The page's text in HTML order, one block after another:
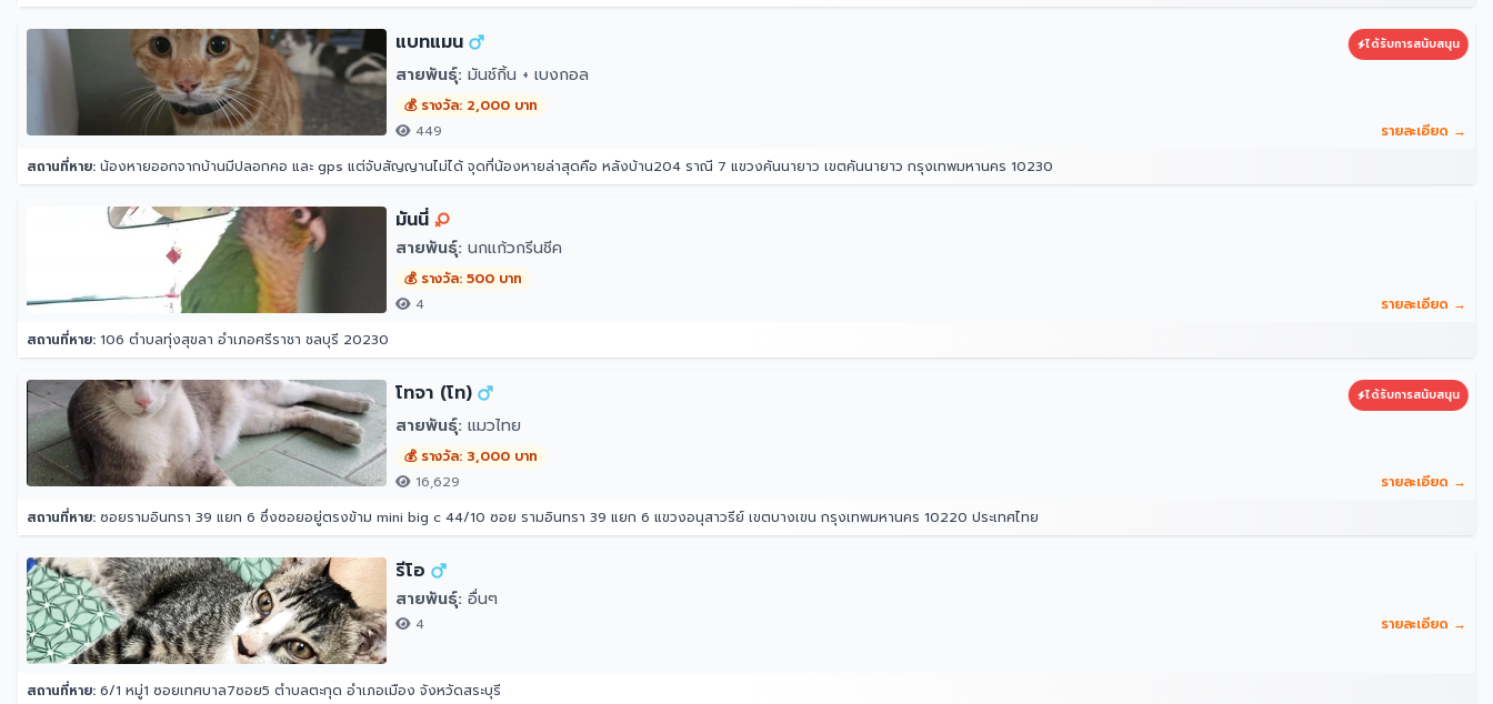
แบทแมน ได้รับการสนับสนุน
สายพันธุ์: มันช์กิ้น + เบงกอล
💰 รางวัล: 2,000 บาท
449
รายละเอียด →
สถานที่หาย: น้องหายออกจากบ้านมีปลอกคอ และ gps แต่จับสัญญานไม่ได้ จุดที่น้องหายล่าสุดคือ หลังบ้าน204 ราณี 7 แขวงคันนายาว เขตคันนายาว กรุงเทพมหานคร 10230
มันนี่
สายพันธุ์: นกแก้วกรีนชีค
💰 รางวัล: 500 บาท
4
รายละเอียด →
สถานที่หาย: 106 ตำบลทุ่งสุขลา อำเภอศรีราชา ชลบุรี 20230
โทจา (โท) ได้รับการสนับสนุน
สายพันธุ์: แมวไทย
💰 รางวัล: 3,000 บาท
16,629
รายละเอียด →
สถานที่หาย: ซอยรามอินทรา 39 แยก 6 ซึ่งซอยอยู่ตรงข้าม mini big c 44/10 ซอย รามอินทรา 39 แยก 6 แขวงอนุสาวรีย์ เขตบางเขน กรุงเทพมหานคร 10220 ประเทศไทย
รีโอ
สายพันธุ์: อื่นๆ
4 รายละเอียด →
สถานที่หาย: 6/1 หมู่1 ซอยเทศบาล7ซอย5 ตำบลตะกุด อำเภอเมือง จังหวัดสระบุรี